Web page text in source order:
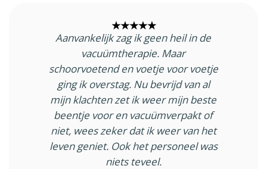
★★★★★
Aanvankelijk zag ik geen heil in de
vacuümtherapie. Maar
schoorvoetend en voetje voor voetje
ging ik overstag. Nu bevrijd van al
mijn klachten zet ik weer mijn beste
beentje voor en vacuümverpakt of
niet, wees zeker dat ik weer van het
leven geniet. Ook het personeel was
niets teveel.